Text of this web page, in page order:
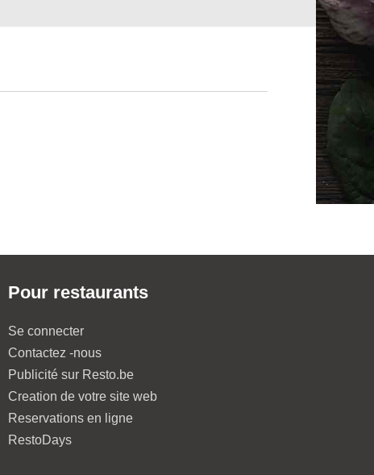
Pour restaurants
Se connecter
Contactez -nous
Publicité sur Resto.be
Creation de votre site web
Reservations en ligne
RestoDays